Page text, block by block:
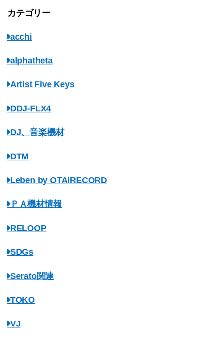
カテゴリー
acchi
alphatheta
Artist Five Keys
DDJ-FLX4
DJ、音楽機材
DTM
Leben by OTAIRECORD
ＰＡ機材情報
RELOOP
SDGs
Serato関連
TOKO
VJ